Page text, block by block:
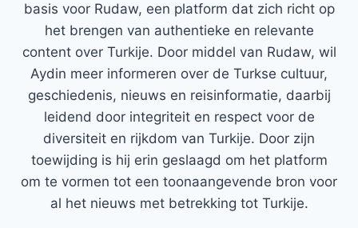
basis voor Rudaw, een platform dat zich richt op
het brengen van authentieke en relevante
content over Turkije. Door middel van Rudaw, wil
Aydin meer informeren over de Turkse cultuur,
geschiedenis, nieuws en reisinformatie, daarbij
leidend door integriteit en respect voor de
diversiteit en rijkdom van Turkije. Door zijn
toewijding is hij erin geslaagd om het platform
om te vormen tot een toonaangevende bron voor
al het nieuws met betrekking tot Turkije.